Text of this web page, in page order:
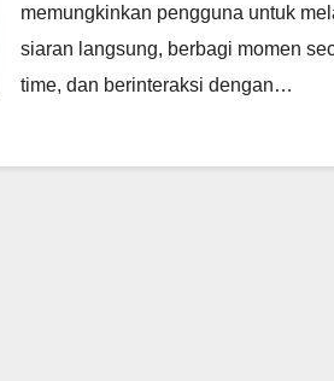
memungkinkan pengguna untuk
siaran langsung, berbagi momen
time, dan berinteraksi dengan…